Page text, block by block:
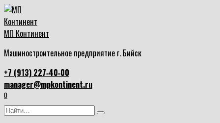
Перейти
к
содержанию
МП Континент
Машиностроительное предприятие г. Бийск
+7 (913) 227‑40‑00
manager@mpkontinent.ru
0
Search